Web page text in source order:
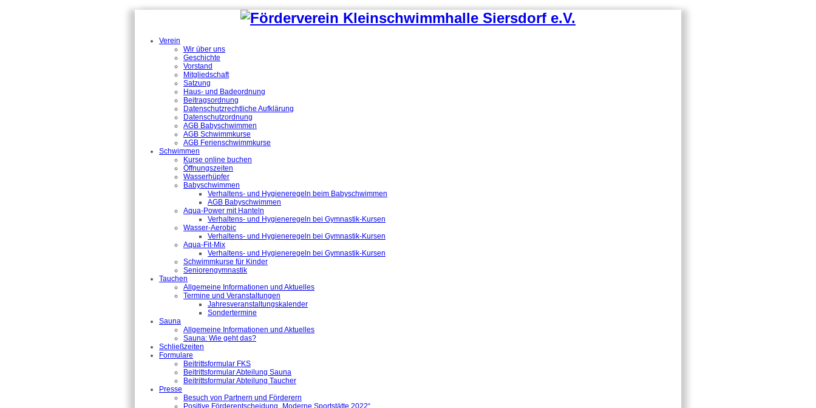
Verein
Wir über uns
Geschichte
Vorstand
Mitgliedschaft
Satzung
Haus- und Badeordnung
Beitragsordnung
Datenschutzrechtliche Aufklärung
Datenschutzordnung
AGB Babyschwimmen
AGB Schwimmkurse
AGB Ferienschwimmkurse
Schwimmen
Kurse online buchen
Öffnungszeiten
Wasserhüpfer
Babyschwimmen
Verhaltens- und Hygieneregeln beim Babyschwimmen
AGB Babyschwimmen
Aqua-Power mit Hanteln
Verhaltens- und Hygieneregeln bei Gymnastik-Kursen
Wasser-Aerobic
Verhaltens- und Hygieneregeln bei Gymnastik-Kursen
Aqua-Fit-Mix
Verhaltens- und Hygieneregeln bei Gymnastik-Kursen
Schwimmkurse für Kinder
Seniorengymnastik
Tauchen
Allgemeine Informationen und Aktuelles
Termine und Veranstaltungen
Jahresveranstaltungskalender
Sondertermine
Sauna
Allgemeine Informationen und Aktuelles
Sauna: Wie geht das?
Schließzeiten
Formulare
Beitrittsformular FKS
Beitrittsformular Abteilung Sauna
Beitrittsformular Abteilung Taucher
Presse
Besuch von Partnern und Förderern
Positive Förderentscheidung „Moderne Sportstätte 2022“